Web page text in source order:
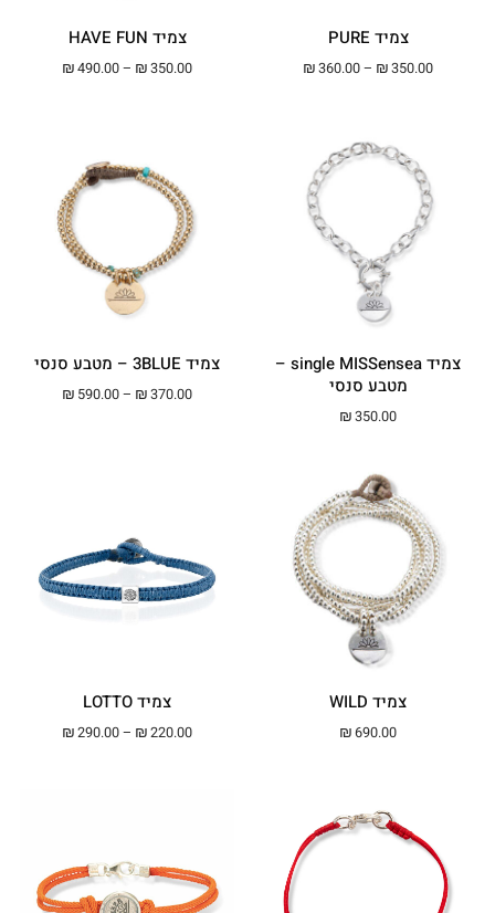
צמיד PURE
₪350.00
–
₪360.00 טווח מחירים: ⁦₪350.00⁩ עד ⁦₪360.00⁩
צמיד HAVE FUN
₪350.00
–
₪490.00 טווח מחירים: ⁦₪350.00⁩ עד
צמיד single MISSensea –
מטבע סנסי
₪350.00
צמיד 3BLUE – מטבע סנסי
₪370.00
–
₪ 590.00 טווח מחירים: ⁦₪370.00⁩ עד
צמיד WILD
₪690.00
צמיד LOTTO
₪220.00
–
₪290.00 טווח מחירים: ⁦₪220.00⁩ עד